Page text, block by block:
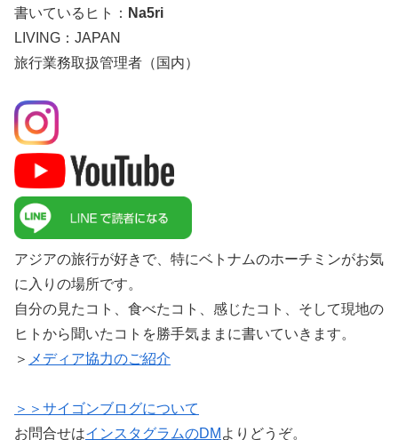
書いているヒト： Na5ri
LIVING：JAPAN
旅行業務取扱管理者（国内）
アジアの旅行が好きで、特にベトナムのホーチミンがお気
に入りの場所です。
自分の見たコト、食べたコト、感じたコト、そして現地の
ヒトから聞いたコトを勝手気ままに書いていきます。
＞ メディア協力のご紹介
＞＞サイゴンブログについて
お問合せはインスタグラムのDM よりどうぞ。